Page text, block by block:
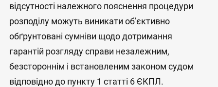
відсутності належного пояснення процедури
розподілу можуть виникати об’єктивно
обґрунтовані сумніви щодо дотримання
гарантій розгляду справи незалежним,
безстороннім і встановленим законом судом
відповідно до пункту 1 статті 6 ЄКПЛ.